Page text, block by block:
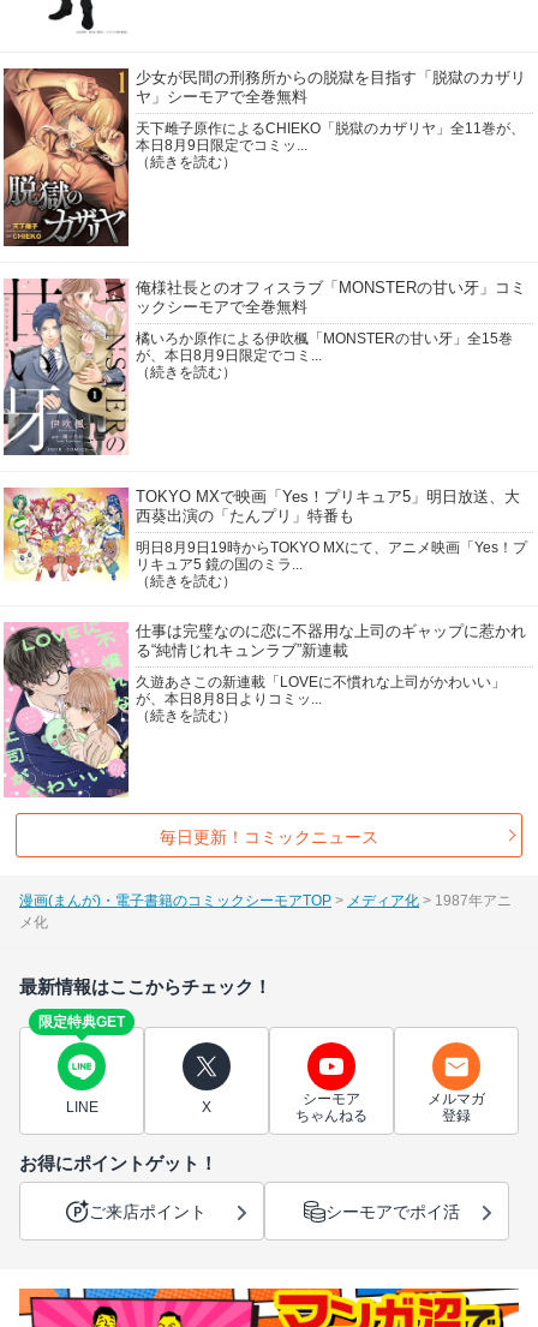
少女が民間の刑務所からの脱獄を目指す「脱獄のカザリ
ヤ」シーモアで全巻無料
天下雌子原作によるCHIEKO「脱獄のカザリヤ」全11巻が、
本日8月9日限定でコミッ...
（続きを読む）
俺様社長とのオフィスラブ「MONSTERの甘い牙」コミ
ックシーモアで全巻無料
橘いろか原作による伊吹楓「MONSTERの甘い牙」全15巻
が、本日8月9日限定でコミ...
（続きを読む）
TOKYO MXで映画「Yes！プリキュア5」明日放送、大
西葵出演の「たんプリ」特番も
明日8月9日19時からTOKYO MXにて、アニメ映画「Yes！プ
リキュア5 鏡の国のミラ...
（続きを読む）
仕事は完璧なのに恋に不器用な上司のギャップに惹かれ
る“純情じれキュンラブ”新連載
久遊あさこの新連載「LOVEに不慣れな上司がかわいい」
が、本日8月8日よりコミッ...
（続きを読む）
毎日更新！コミックニュース
漫画(まんが)・電子書籍のコミックシーモアTOP メディア化
1987年アニ
メ化
最新情報はここからチェック！
限定特典GET
LINE X
シーモア
ちゃんねる
メルマガ
登録
お得にポイントゲット！
ご来店ポイント シーモアでポイ活